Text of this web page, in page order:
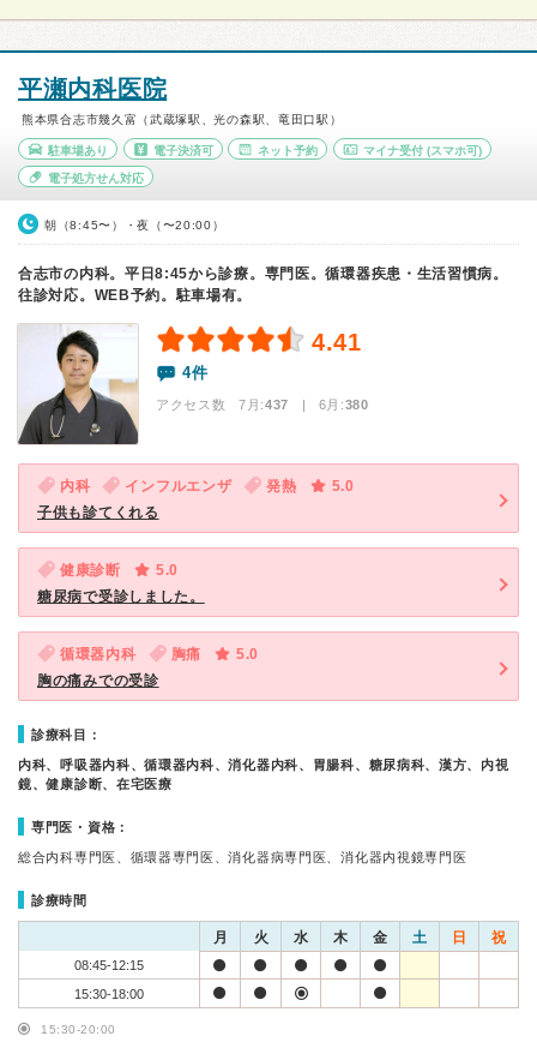
平瀬内科医院
熊本県合志市幾久富（武蔵塚駅、光の森駅、竜田口駅）
駐車場あり 電子決済可 ネット予約 マイナ受付 (スマホ可)
電子処方せん対応
朝（8:45〜）・夜（〜20:00）
合志市の内科。平日8:45から診療。専門医。循環器疾患・生活習慣病。
往診対応。WEB予約。駐車場有。
4.41
4件
アクセス数 7月:437 | 6月:380
内科 インフルエンザ 発熱
5.0
子供も診てくれる
健康診断
5.0
糖尿病で受診しました。
循環器内科 胸痛
5.0
胸の痛みでの受診
診療科目：
内科、呼吸器内科、循環器内科、消化器内科、胃腸科、糖尿病科、漢方、内視
鏡、健康診断、在宅医療
専門医・資格：
総合内科専門医、循環器専門医、消化器病専門医、消化器内視鏡専門医
診療時間
月 火 水 木 金 土 日 祝
08:45-12:15
15:30-18:00
15:30-20:00